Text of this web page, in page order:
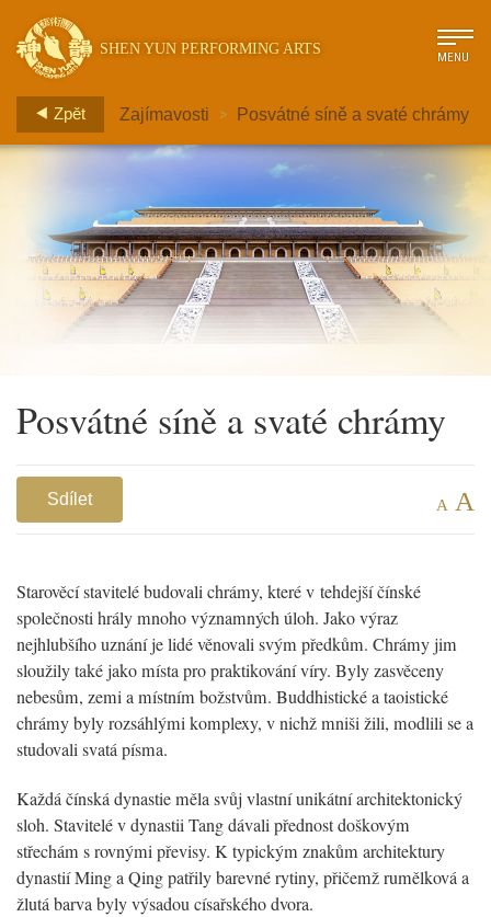
SHEN YUN PERFORMING ARTS
MENU
Zpět Zajímavosti > Posvátné síně a svaté chrámy
Posvátné síně a svaté chrámy
Sdílet A A
Starověcí stavitelé budovali chrámy, které v tehdejší čínské
společnosti hrály mnoho významných úloh. Jako výraz
nejhlubšího uznání je lidé věnovali svým předkům. Chrámy jim
sloužily také jako místa pro praktikování víry. Byly zasvěceny
nebesům, zemi a místním božstvům. Buddhistické a taoistické
chrámy byly rozsáhlými komplexy, v nichž mniši žili, modlili se a
studovali svatá písma.
Každá čínská dynastie měla svůj vlastní unikátní architektonický
sloh. Stavitelé v dynastii Tang dávali přednost doškovým
střechám s rovnými převisy. K typickým znakům architektury
dynastií Ming a Qing patřily barevné rytiny, přičemž rumělková a
žlutá barva byly výsadou císařského dvora.